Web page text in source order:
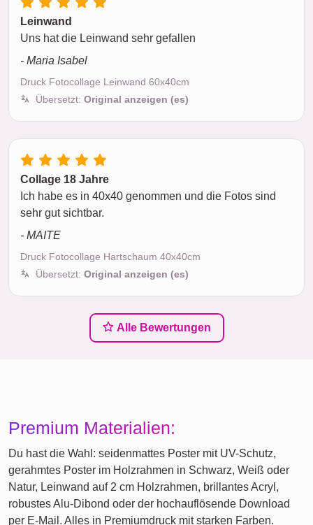
Leinwand
Uns hat die Leinwand sehr gefallen
- Maria Isabel
Druck Fotocollage Leinwand 60x40cm
Übersetzt: Original anzeigen (es)
Collage 18 Jahre
Ich habe es in 40x40 genommen und die Fotos sind
sehr gut sichtbar.
- MAITE
Druck Fotocollage Hartschaum 40x40cm
Übersetzt: Original anzeigen (es)
Alle Bewertungen
Premium Materialien:
Du hast die Wahl: seidenmattes Poster mit UV-Schutz,
gerahmtes Poster im Holzrahmen in Schwarz, Weiß oder
Natur, Leinwand auf 2 cm Holzrahmen, brillantes Acryl,
robustes Alu-Dibond oder der hochauflösende Download
per E-Mail. Alles in Premiumdruck mit starken Farben.